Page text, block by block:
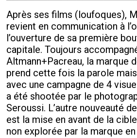
Après ses films (loufoques),
revient en communication à
l’ouverture de sa première
capitale. Toujours
Altmann+Pacreau, la marque
prend cette fois la parole
avec une campagne de 4
a été shootée par le
Seroussi. L’autre nouveauté
est la mise en avant de la
non explorée par la marque